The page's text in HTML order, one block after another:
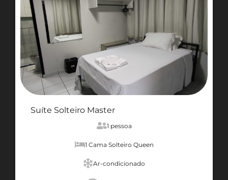
Suíte Solteiro Master
1 pessoa
1 Cama Solteiro Queen
Ar-condicionado